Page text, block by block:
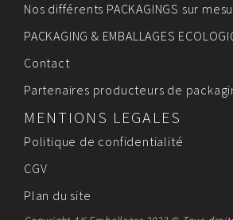
Nos différents PACKAGINGS sur
PACKAGING & EMBALLAGES
Contact
Partenaires producteurs de
MENTIONS LEGALES
Politique de confidentialité
CGV
Plan du site